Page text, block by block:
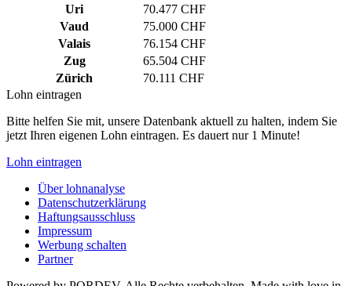
Uri
70.477 CHF
Vaud
75.000 CHF
Valais
76.154 CHF
Zug
65.504 CHF
Zürich
70.111 CHF
Lohn eintragen
Bitte helfen Sie mit, unsere Datenbank aktuell zu halten, indem Sie
jetzt Ihren eigenen Lohn eintragen. Es dauert nur 1 Minute!
Lohn eintragen
Über lohnanalyse
Datenschutzerklärung
Haftungsausschluss
Impressum
Werbung schalten
Partner